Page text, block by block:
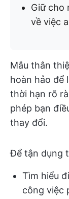
Giữ cho
về việc
Mẫu thân
hoàn hảo để
thời hạn rõ
phép bạn
thay đổi.
Để tận dụng
Tìm hiểu
công việc